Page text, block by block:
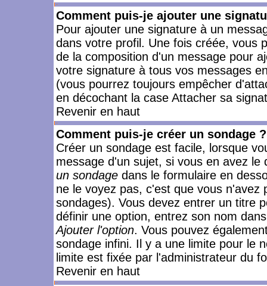
Comment puis-je ajouter une
Pour ajouter une signature à un
dans votre profil. Une fois créée, vous
de la composition d'un message pour
votre signature à tous vos messages
(vous pourrez toujours empêcher
en décochant la case Attacher sa
Revenir en haut
Comment puis-je créer un sondage ?
Créer un sondage est facile, lorsque
message d'un sujet, si vous en avez
un sondage dans le formulaire en
ne le voyez pas, c'est que vous
sondages). Vous devez entrer un titre
définir une option, entrez son nom
Ajouter l'option. Vous pouvez
sondage infini. Il y a une limite pour le
limite est fixée par l'administrateur du
Revenir en haut